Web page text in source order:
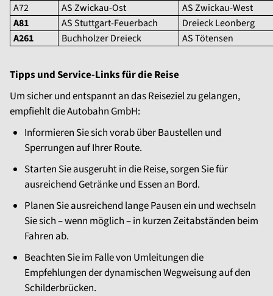
A72
AS Zwickau-Ost
AS Zwickau-West
A81
AS Stuttgart-Feuerbach
Dreieck Leonberg
A261
Buchholzer Dreieck AS Tötensen
Tipps und Service-Links für die Reise
Um sicher und entspannt an das Reiseziel zu gelangen,
empfiehlt die Autobahn GmbH:
Informieren Sie sich vorab über Baustellen und
Sperrungen auf Ihrer Route.
Starten Sie ausgeruht in die Reise, sorgen Sie für
ausreichend Getränke und Essen an Bord.
Planen Sie ausreichend lange Pausen ein und wechseln
Sie sich – wenn möglich – in kurzen Zeitabständen beim
Fahren ab.
Beachten Sie im Falle von Umleitungen die
Empfehlungen der dynamischen Wegweisung auf den
Schilderbrücken.